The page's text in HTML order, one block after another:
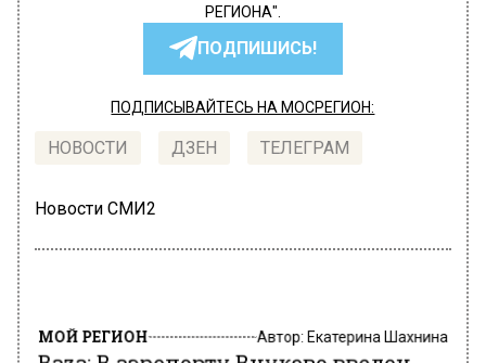
РЕГИОНА".
ПОДПИШИСЬ!
ПОДПИСЫВАЙТЕСЬ НА МОСРЕГИОН:
НОВОСТИ ДЗЕН ТЕЛЕГРАМ
Новости СМИ2
Baza: В аэропорту Внуково введен